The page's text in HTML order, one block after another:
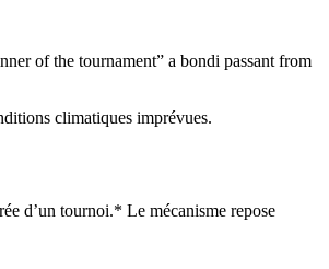
of the tournament” a bondi passant from
climatiques imprévues.
d’un tournoi.* Le mécanisme repose